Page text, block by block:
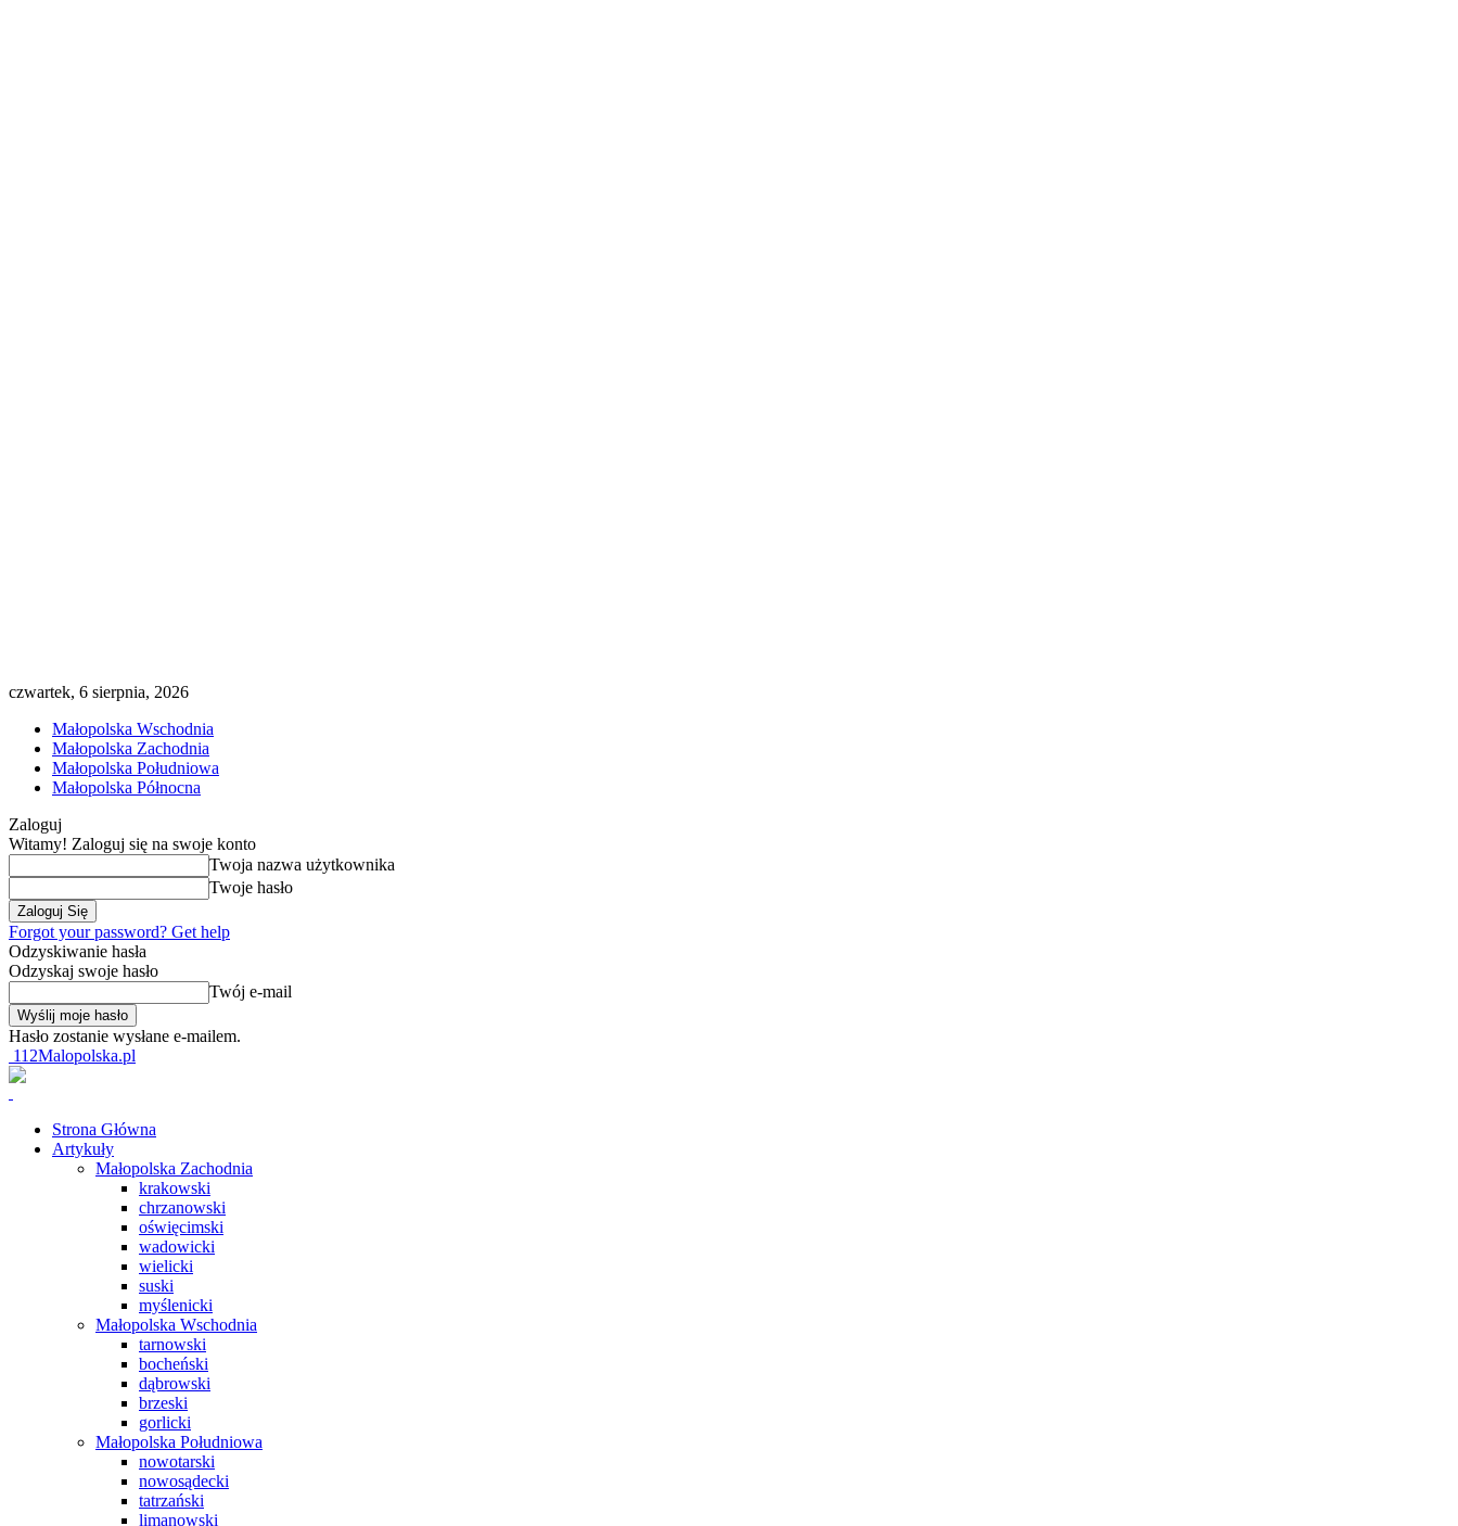
czwartek, 6 sierpnia, 2026
Małopolska Wschodnia
Małopolska Zachodnia
Małopolska Południowa
Małopolska Północna
Zaloguj
Witamy! Zaloguj się na swoje konto
Twoja nazwa użytkownika
Twoje hasło
Forgot your password? Get help
Odzyskiwanie hasła
Odzyskaj swoje hasło
Twój e-mail
Hasło zostanie wysłane e-mailem.
112Malopolska.pl
Strona Główna
Artykuły
Małopolska Zachodnia
krakowski
chrzanowski
oświęcimski
wadowicki
wielicki
suski
myślenicki
Małopolska Wschodnia
tarnowski
bocheński
dąbrowski
brzeski
gorlicki
Małopolska Południowa
nowotarski
nowosądecki
tatrzański
limanowski